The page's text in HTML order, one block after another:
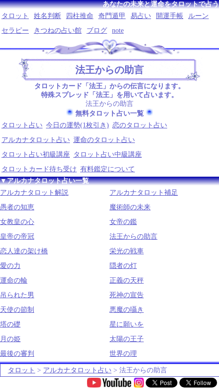
あなたの未来と運命をタロットで占う
タロット
姓名判断 四柱推命 奇門遁甲 易占い 開運手帳
ルーン
セラピー
きつねの占い館 ブログ note
法王からの助言
タロットカード「法王」からの伝言になります。
特殊スプレッド「法王」を用いて占います。
法王からの助言
無料タロット占い一覧
タロット占い 今日の運勢(1枚引き) 恋のタロット占い
アルカナタロット占い 運命のタロット占い
タロット占い初級講座
タロット占い中級講座
タロットカード待ち受け 有料鑑定について
▼アルカナタロット占い一覧
アルカナタロット解説
アルカナタロット補足
愚者の知恵
魔術師の未来
女教皇の心
女帝の鑑
皇帝の帝冠
法王からの助言
恋人達の架け橋
栄光の戦車
愛の力
隠者の灯
運命の輪
正義の天秤
吊られた男
死神の宣告
天使の節制
悪魔の囁き
塔の礎
星に願いを
月の姫
太陽の王子
最後の審判
世界の理
タロット > アルカナタロット占い > 法王からの助言